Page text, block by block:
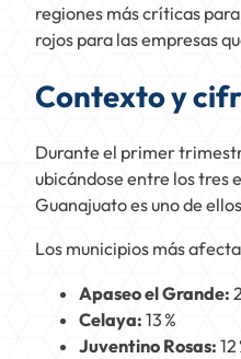
regiones más críticas
rojos para las empresas
Contexto y
Durante el primer
ubicándose entre los tres
Guanajuato es uno de
Los municipios más
Apaseo el Grande:
Celaya: 13 %
Juventino Rosas: 12